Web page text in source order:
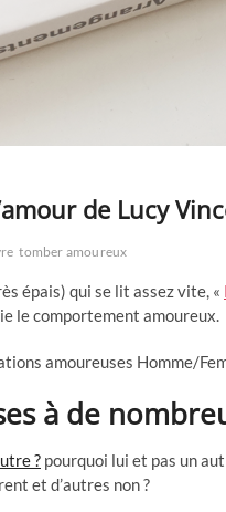
de Lucy
tomber amoureux
épais) qui se lit assez vite, «
le comportement amoureux.
amoureuses Homme/
à de
? pourquoi lui et pas un
et d’autres non ?